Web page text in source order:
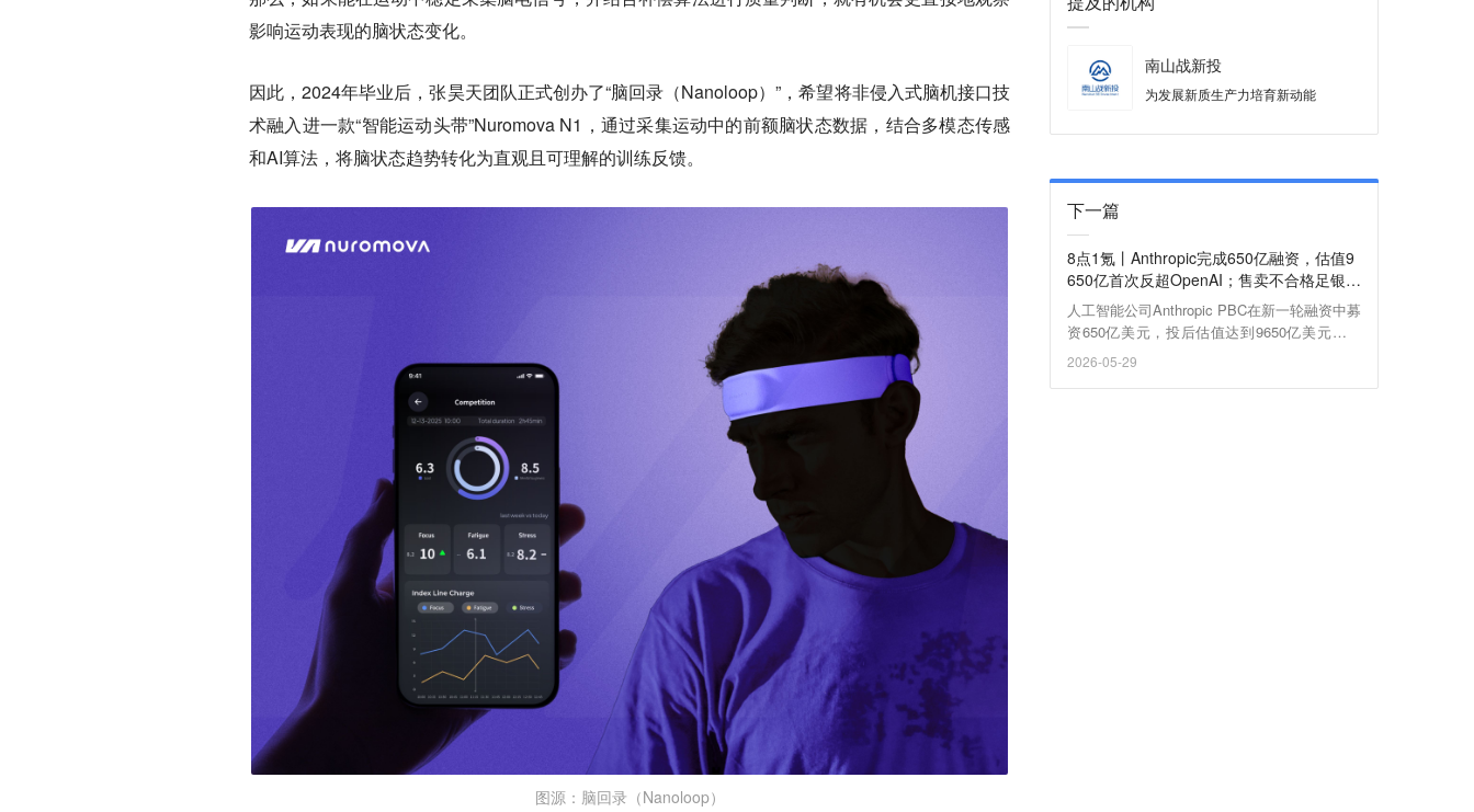
影响运动表现的脑状态变化。
因此，2024年毕业后，张昊天团队正式创办了“脑回录（Nanoloop）”，希望将非侵入式脑机接口技
术融入进一款“智能运动头带”Nuromova N1，通过采集运动中的前额脑状态数据，结合多模态传感
和AI算法，将脑状态趋势转化为直观且可理解的训练反馈。
图源：脑回录（Nanoloop）
南山战新投
为发展新质生产力培育新动能
下一篇
8点1氪丨Anthropic完成650亿融资，估值9
650亿首次反超OpenAI；售卖不合格足银手
镯，周六福被罚；黄仁勋加入清华大学，任
经管学院顾问
人工智能公司Anthropic PBC在新一轮融资中募
资650亿美元，投后估值达到9650亿美元，首
次超过竞争对手OpenAl。
2026-05-29